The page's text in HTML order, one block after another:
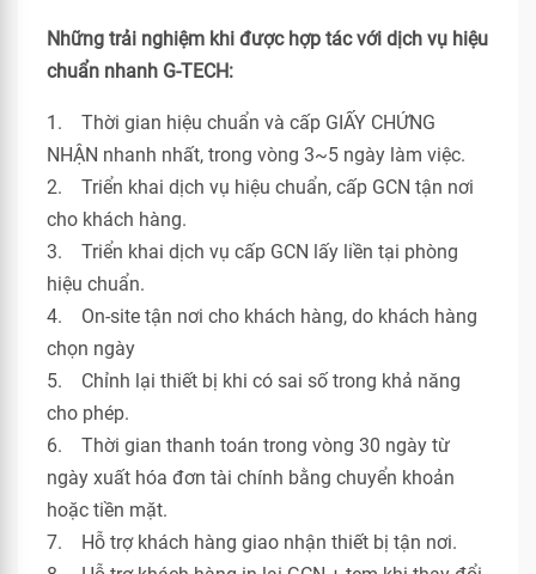
Những trải nghiệm khi được hợp tác với dịch vụ hiệu
chuẩn nhanh G-TECH:
1. Thời gian hiệu chuẩn và cấp GIẤY CHỨNG
NHẬN nhanh nhất, trong vòng 3~5 ngày làm việc.
2. Triển khai dịch vụ hiệu chuẩn, cấp GCN tận nơi
cho khách hàng.
3. Triển khai dịch vụ cấp GCN lấy liền tại phòng
hiệu chuẩn.
4. On-site tận nơi cho khách hàng, do khách hàng
chọn ngày
5. Chỉnh lại thiết bị khi có sai số trong khả năng
cho phép.
6. Thời gian thanh toán trong vòng 30 ngày từ
ngày xuất hóa đơn tài chính bằng chuyển khoản
hoặc tiền mặt.
7. Hỗ trợ khách hàng giao nhận thiết bị tận nơi.